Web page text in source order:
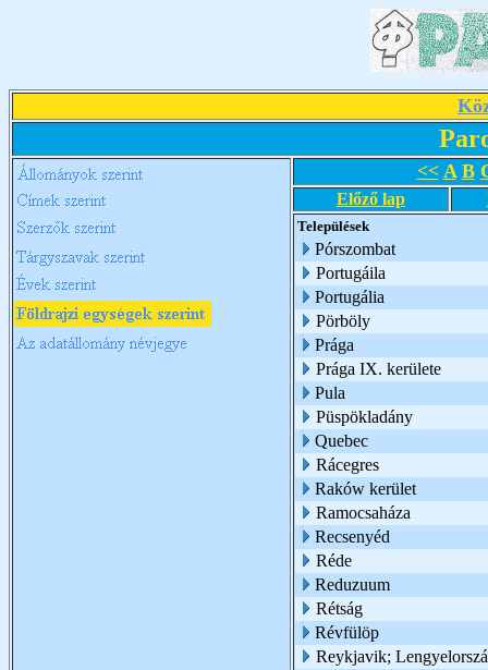
<< A B
Előző lap
Települések
Pórszombat
Portugáila
Portugália
Pörböly
Prága
Prága IX. kerülete
Pula
Püspökladány
Quebec
Rácegres
Raków kerület
Ramocsaháza
Recsenyéd
Réde
Reduzuum
Rétság
Révfülöp
Reykjavik;